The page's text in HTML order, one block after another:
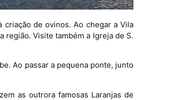
criação de ovinos. Ao chegar a Vila
região. Visite também a Igreja de S.
Ao passar a pequena ponte, junto
as outrora famosas Laranjas de